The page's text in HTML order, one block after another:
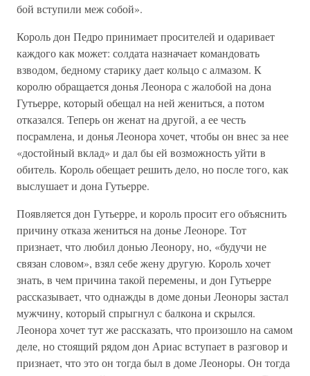
бой вступили меж собой».
Король дон Педро принимает просителей и одаривает
каждого как может: солдата назначает командовать
взводом, бедному старику дает кольцо с алмазом. К
королю обращается донья Леонора с жалобой на дона
Гутьерре, который обещал на ней жениться, а потом
отказался. Теперь он женат на другой, а ее честь
посрамлена, и донья Леонора хочет, чтобы он внес за нее
«достойный вклад» и дал бы ей возможность уйти в
обитель. Король обещает решить дело, но после того, как
выслушает и дона Гутьерре.
Появляется дон Гутьерре, и король просит его объяснить
причину отказа жениться на донье Леоноре. Тот
признает, что любил донью Леонору, но, «будучи не
связан словом», взял себе жену другую. Король хочет
знать, в чем причина такой перемены, и дон Гутьерре
рассказывает, что однажды в доме доньи Леоноры застал
мужчину, который спрыгнул с балкона и скрылся.
Леонора хочет тут же рассказать, что произошло на самом
деле, но стоящий рядом дон Ариас вступает в разговор и
признает, что это он тогда был в доме Леоноры. Он тогда